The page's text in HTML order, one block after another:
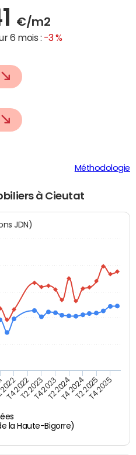
€/m2
6 mois : -3 %
Méthodologie
à Cieutat
JDN)
la Haute-Bigorre)
T4 2022T2 2023T4 2023T2 2024T4 2024T2 2025T4 2025